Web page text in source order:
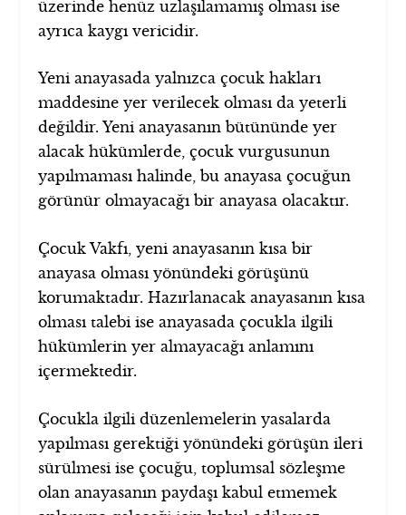
üzerinde henüz uzlaşılamamış olması ise
ayrıca kaygı vericidir.
Yeni anayasada yalnızca çocuk hakları
maddesine yer verilecek olması da yeterli
değildir. Yeni anayasanın bütününde yer
alacak hükümlerde, çocuk vurgusunun
yapılmaması halinde, bu anayasa çocuğun
görünür olmayacağı bir anayasa olacaktır.
Çocuk Vakfı, yeni anayasanın kısa bir
anayasa olması yönündeki görüşünü
korumaktadır. Hazırlanacak anayasanın kısa
olması talebi ise anayasada çocukla ilgili
hükümlerin yer almayacağı anlamını
içermektedir.
Çocukla ilgili düzenlemelerin yasalarda
yapılması gerektiği yönündeki görüşün ileri
sürülmesi ise çocuğu, toplumsal sözleşme
olan anayasanın paydaşı kabul etmemek